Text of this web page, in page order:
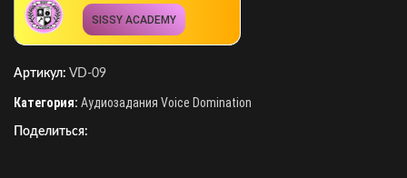
SISSY ACADEMY
Артикул: VD-09
Категория: Аудиозадания Voice Domination
Поделиться: